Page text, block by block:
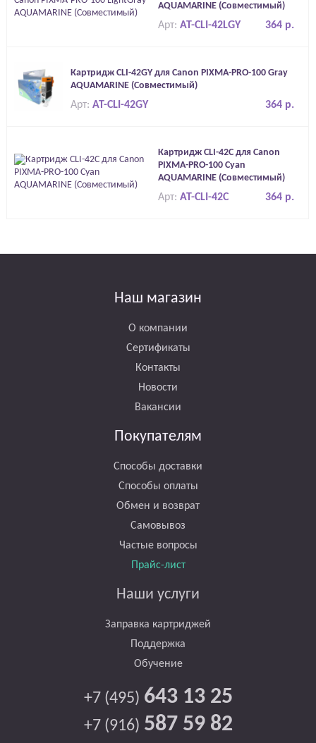
AQUAMARINE (Совместимый)
364 р.
Арт:AT-CLI-42LGY
Картридж CLI-42GY для Canon PIXMA-PRO-100 Gray
AQUAMARINE (Совместимый)
364 р.
Арт: AT-CLI-42GY
Картридж CLI-42C для Canon
PIXMA-PRO-100 Cyan
AQUAMARINE (Совместимый)
364 р.
Арт:AT-CLI-42C
Наш магазин
О компании
Сертификаты
Контакты
Новости
Вакансии
Покупателям
Способы доставки
Способы оплаты
Обмен и возврат
Самовывоз
Частые вопросы
Прайс-лист
Наши услуги
Заправка картриджей
Поддержка
Обучение
+7 (495) 643 13 25
+7 (916) 587 59 82